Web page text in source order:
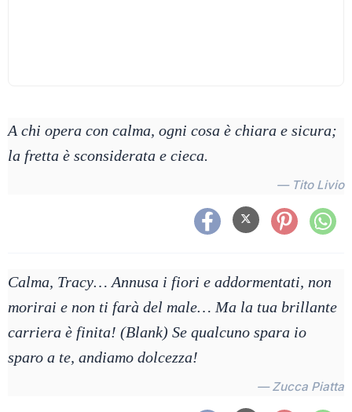
A chi opera con calma, ogni cosa è chiara e sicura;
la fretta è sconsiderata e cieca.
— Tito Livio
Calma, Tracy… Annusa i fiori e addormentati, non
morirai e non ti farà del male… Ma la tua brillante
carriera è finita! (Blank) Se qualcuno spara io
sparo a te, andiamo dolcezza!
— Zucca Piatta